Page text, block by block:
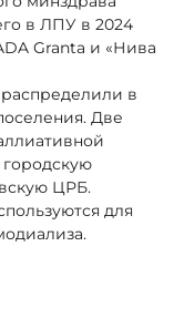
в ЛПУ в 2024
Granta и «Нива
в
Две
ЦРБ.
для